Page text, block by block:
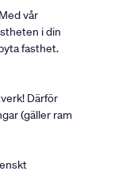
vår
i din
fasthet.
Därför
(gäller ram